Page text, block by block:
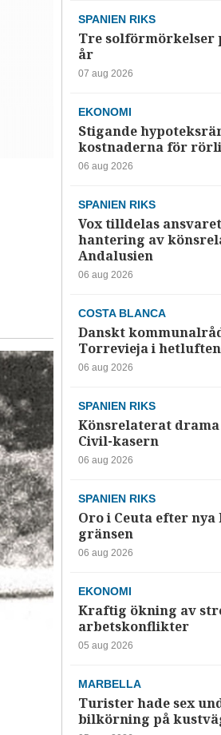
SPANIEN RIKS
Tre solförmörkelser
år
07 aug 2026
EKONOMI
Stigande
kostnaderna för
06 aug 2026
SPANIEN RIKS
Vox tilldelas
hantering av
Andalusien
06 aug 2026
COSTA BLANCA
Danskt
Torrevieja i hetluften
06 aug 2026
SPANIEN RIKS
Könsrelaterat
Civil-kasern
06 aug 2026
SPANIEN RIKS
Oro i Ceuta efter
gränsen
06 aug 2026
EKONOMI
Kraftig ökning av
arbetskonflikter
05 aug 2026
MARBELLA
Turister hade sex
bilkörning på